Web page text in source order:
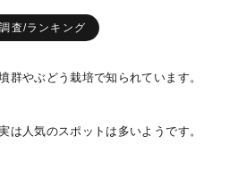
調査/ランキング
群やぶどう栽培で知られています。
は人気のスポットは多いようです。